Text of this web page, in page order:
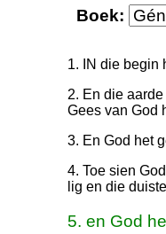
Boek:
1. IN die begin
2. En die
Gees van God
3. En God het
4. Toe sien
lig en die
5. en God